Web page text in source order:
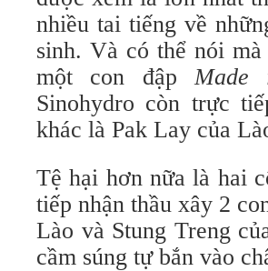
nhiều tai tiếng về
sinh. Và có thể nói
một con đậpMade
Sinohydro còn trực
khác là Pak Lay của
Tệ hại hơn nữa là hai
tiếp nhận thầu xây 2
Lào và Stung Treng
cầm súng tự bắn vào